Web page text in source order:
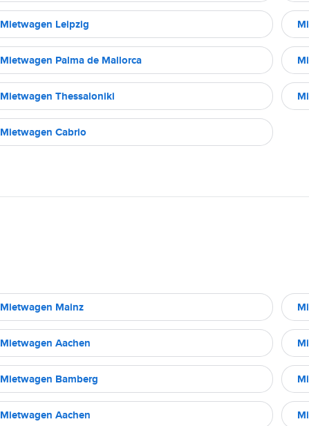
Mietwagen Leipzig
Mietwagen Palma de Mallorca
Mietwagen Thessaloniki
Mietwagen Cabrio
Mietwagen Mainz
Mietwagen Aachen
Mietwagen Bamberg
Mietwagen Aachen